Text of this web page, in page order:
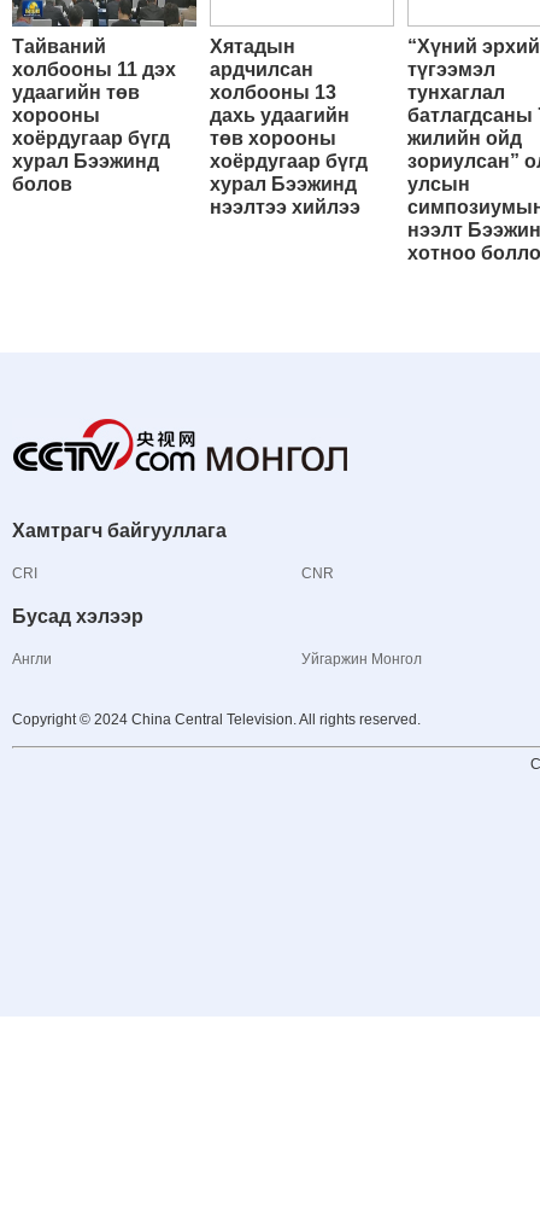
Тайваний
холбооны 11 дэх
удаагийн төв
хорооны
хоёрдугаар бүгд
хурал Бээжинд
болов
Хятадын
ардчилсан
холбооны 13
дахь удаагийн
төв хорооны
хоёрдугаар бүгд
хурал Бээжинд
нээлтээ хийлээ
“Хүний
түгээмэл
тунхаглал
батлагдсаны
жилийн ойд
зориулсан”
улсын
нээлт Бээжин
хотноо
Хамтрагч байгууллага
CRI CNR
Бусад хэлээр
Англи Уйгаржин Монгол
Copyright © 2024 China Central Television. All rights reserved.